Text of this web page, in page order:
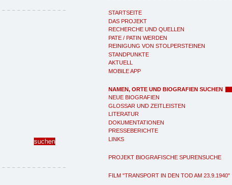
STARTSEITE
DAS PROJEKT
RECHERCHE UND QUELLEN
PATE / PATIN WERDEN
REINIGUNG VON STOLPERSTEINEN
STANDPUNKTE
AKTUELL
MOBILE APP
NAMEN, ORTE UND BIOGRAFIEN SUCHEN
NEUE BIOGRAFIEN
GLOSSAR UND ZEITLEISTEN
LITERATUR
DOKUMENTATIONEN
PRESSEBERICHTE
LINKS
PROJEKT BIOGRAFISCHE SPURENSUCHE
FILM "TRANSPORT IN DEN TOD AM 23.9.1940"